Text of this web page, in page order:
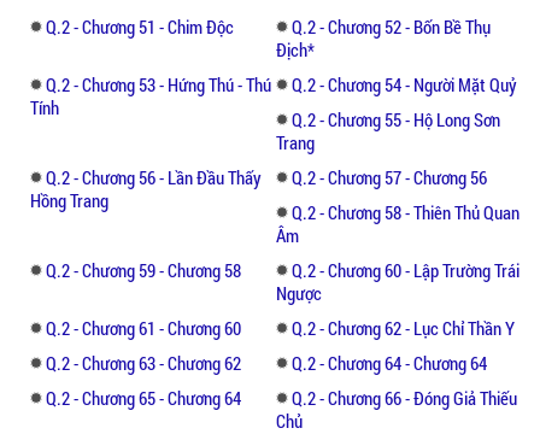
Q.2 - Chương 51 - Chim Độc
Q.2 - Chương 52 - Bốn Bề Thụ
Địch*
Q.2 - Chương 53 - Hứng Thú - Thú
Tính
Q.2 - Chương 54 - Người Mặt Quỷ
Q.2 - Chương 55 - Hộ Long Sơn
Trang
Q.2 - Chương 56 - Lần Đầu Thấy
Hồng Trang
Q.2 - Chương 57 - Chương 56
Q.2 - Chương 58 - Thiên Thủ Quan
Âm
Q.2 - Chương 59 - Chương 58
Q.2 - Chương 60 - Lập Trường Trái
Ngược
Q.2 - Chương 61 - Chương 60
Q.2 - Chương 62 - Lục Chỉ Thần Y
Q.2 - Chương 63 - Chương 62
Q.2 - Chương 64 - Chương 64
Q.2 - Chương 65 - Chương 64
Q.2 - Chương 66 - Đóng Giả Thiếu
Chủ